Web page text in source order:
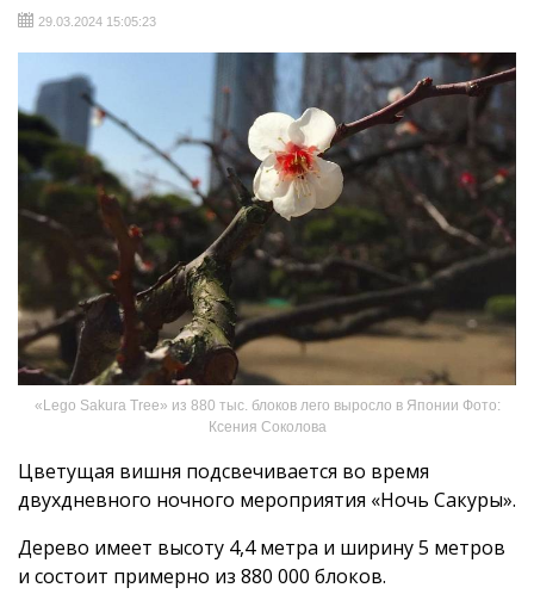
29.03.2024 15:05:23
«Lego Sakura Tree» из 880 тыс. блоков лего выросло в Японии Фото:
Ксения Соколова
Цветущая вишня подсвечивается во время
двухдневного ночного мероприятия «Ночь Сакуры».
Дерево имеет высоту 4,4 метра и ширину 5 метров
и состоит примерно из 880 000 блоков.